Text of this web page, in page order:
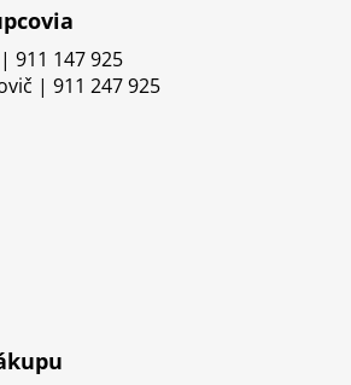
911 147 925
| 911 247 925